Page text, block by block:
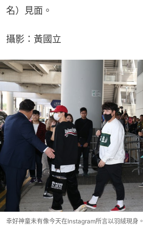
名）見面。
攝影：黃國立
幸好神童未有像今天在Instagram所言以羽絨現身。